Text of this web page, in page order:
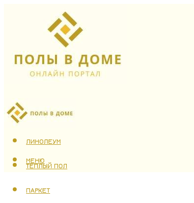
ЛАМИНАТ
ЛИНОЛЕУМ
ТЕПЛЫЙ ПОЛ
ПАРКЕТ
МЕНЮ